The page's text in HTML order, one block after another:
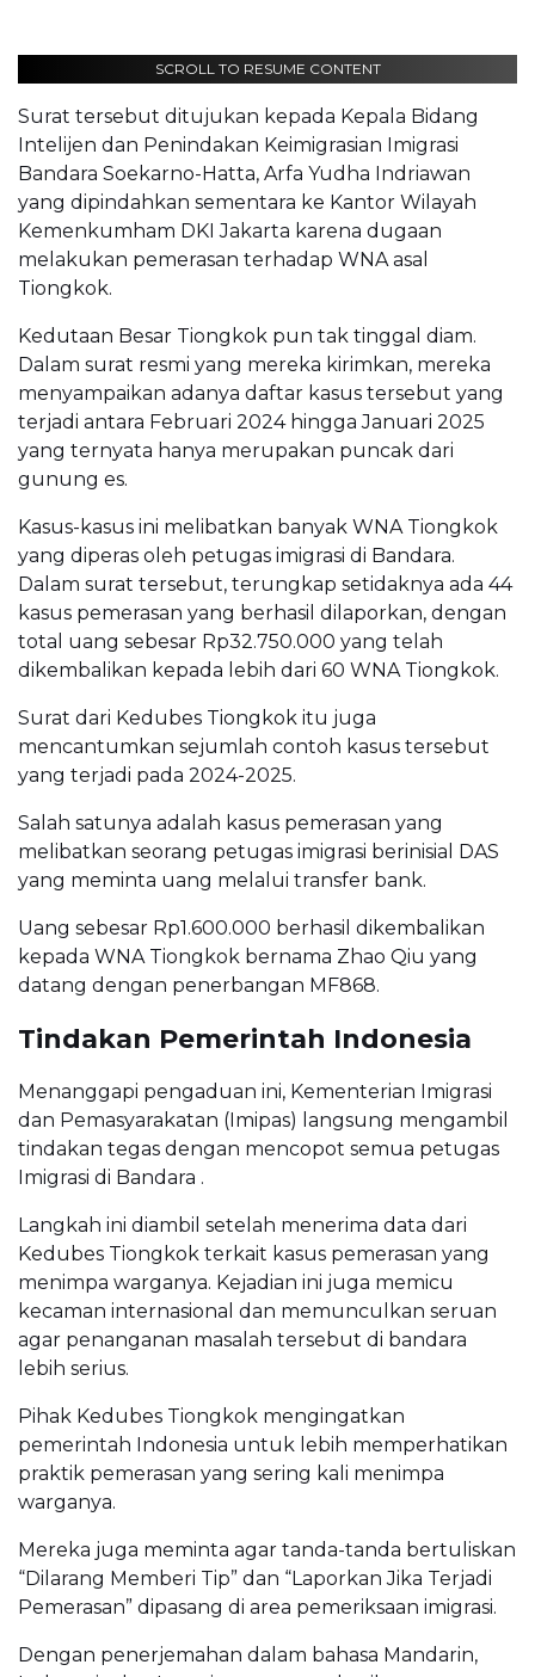
SCROLL TO RESUME CONTENT
Surat tersebut ditujukan kepada Kepala Bidang
Intelijen dan Penindakan Keimigrasian Imigrasi
Bandara Soekarno-Hatta, Arfa Yudha Indriawan
yang dipindahkan sementara ke Kantor Wilayah
Kemenkumham DKI Jakarta karena dugaan
melakukan pemerasan terhadap WNA asal
Tiongkok.
Kedutaan Besar Tiongkok pun tak tinggal diam.
Dalam surat resmi yang mereka kirimkan, mereka
menyampaikan adanya daftar kasus tersebut yang
terjadi antara Februari 2024 hingga Januari 2025
yang ternyata hanya merupakan puncak dari
gunung es.
Kasus-kasus ini melibatkan banyak WNA Tiongkok
yang diperas oleh petugas imigrasi di Bandara.
Dalam surat tersebut, terungkap setidaknya ada 44
kasus pemerasan yang berhasil dilaporkan, dengan
total uang sebesar Rp32.750.000 yang telah
dikembalikan kepada lebih dari 60 WNA Tiongkok.
Surat dari Kedubes Tiongkok itu juga
mencantumkan sejumlah contoh kasus tersebut
yang terjadi pada 2024-2025.
Salah satunya adalah kasus pemerasan yang
melibatkan seorang petugas imigrasi berinisial DAS
yang meminta uang melalui transfer bank.
Uang sebesar Rp1.600.000 berhasil dikembalikan
kepada WNA Tiongkok bernama Zhao Qiu yang
datang dengan penerbangan MF868.
Tindakan Pemerintah Indonesia
Menanggapi pengaduan ini, Kementerian Imigrasi
dan Pemasyarakatan (Imipas) langsung mengambil
tindakan tegas dengan mencopot semua petugas
Imigrasi di Bandara .
Langkah ini diambil setelah menerima data dari
Kedubes Tiongkok terkait kasus pemerasan yang
menimpa warganya. Kejadian ini juga memicu
kecaman internasional dan memunculkan seruan
agar penanganan masalah tersebut di bandara
lebih serius.
Pihak Kedubes Tiongkok mengingatkan
pemerintah Indonesia untuk lebih memperhatikan
praktik pemerasan yang sering kali menimpa
warganya.
Mereka juga meminta agar tanda-tanda bertuliskan
“Dilarang Memberi Tip” dan “Laporkan Jika Terjadi
Pemerasan” dipasang di area pemeriksaan imigrasi.
Dengan penerjemahan dalam bahasa Mandarin,